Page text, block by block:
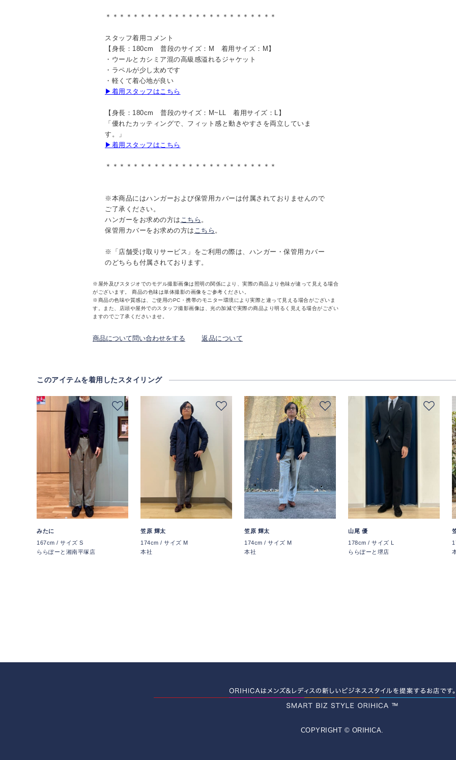
＊＊＊＊＊＊＊＊＊＊＊＊＊＊＊＊＊＊＊＊＊＊＊＊＊
スタッフ着用コメント
【身長：180cm 普段のサイズ：M 着用サイズ：M】
・ウールとカシミア混の高級感溢れるジャケット
・ラペルが少し太めです
・軽くて着心地が良い
▶着用スタッフはこちら
【身長：180cm 普段のサイズ：M~LL 着用サイズ：L】
「優れたカッティングで、フィット感と動きやすさを両立していま
す。」
▶着用スタッフはこちら
＊＊＊＊＊＊＊＊＊＊＊＊＊＊＊＊＊＊＊＊＊＊＊＊＊
※本商品にはハンガーおよび保管用カバーは付属されておりませんので
ご了承ください。
ハンガーをお求めの方は こちら 。
保管用カバーをお求めの方は こちら 。
※「店舗受け取りサービス」をご利用の際は、ハンガー・保管用カバー
のどちらも付属されております。
※屋外及びスタジオでのモデル撮影画像は照明の関係により、実際の商品より色味が違って見える場合
がございます。 商品の色味は単体撮影の画像をご参考ください。
※商品の色味や質感は、ご使用のPC・携帯のモニター環境により実際と違って見える場合がございま
す。また、店頭や屋外でのスタッフ撮影画像は、光の加減で実際の商品より明るく見える場合がござい
ますのでご了承くださいませ。
商品について問い合わせをする 返品について
このアイテムを着用したスタイリング
みたに
167cm / サイズ S
ららぽーと湘南平塚店
笠原 輝太
174cm / サイズ M
本社
笠原 輝太
174cm / サイズ M
本社
山尾 優
178cm / サイズ L
ららぽーと堺店
COPYRIGHT © ORIHICA.